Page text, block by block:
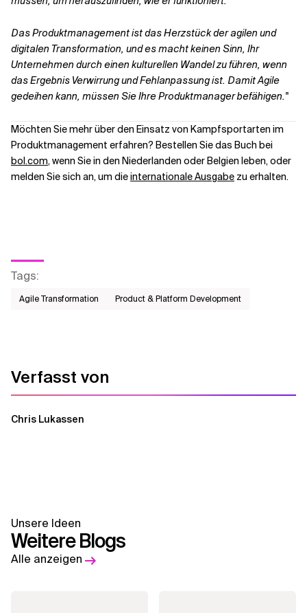
Das Produktmanagement ist das Herzstück der agilen und
digitalen Transformation, und es macht keinen Sinn, Ihr
Unternehmen durch einen kulturellen Wandel zu führen, wenn
das Ergebnis Verwirrung und Fehlanpassung ist. Damit Agile
gedeihen kann, müssen Sie Ihre Produktmanager befähigen."
Möchten Sie mehr über den Einsatz von Kampfsportarten im
Produktmanagement erfahren? Bestellen Sie das Buch bei
bol.com, wenn Sie in den Niederlanden oder Belgien leben, oder
melden Sie sich an, um dieinternationale Ausgabe zu erhalten.
Tags:
Agile Transformation Product & Platform Development
Verfasst von
Chris Lukassen
Unsere Ideen
Weitere Blogs
Alle anzeigen